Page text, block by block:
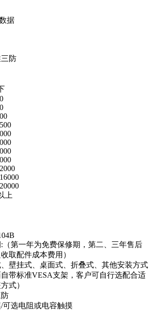
据
上
（第一年为免费保修期，第二、三年售后
取配件成本费用）
壁挂式、桌面式、折叠式、其他安装方式
自带标准VESA支架，客户可自行选配合适
式）
可选电阻或电容触摸